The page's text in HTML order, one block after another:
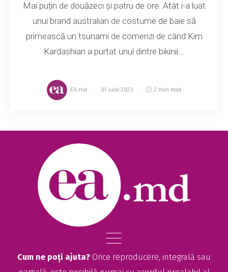
Mai puțin de douăzeci și patru de ore. Atât i-a luat
unui brand australian de costume de baie să
primească un tsunami de comenzi de când Kim
Kardashian a purtat unul dintre bikinii...
EA.md 31 iulie 2023 2 min read
Cum ne poți ajuta? Orice reproducere, integrală sau